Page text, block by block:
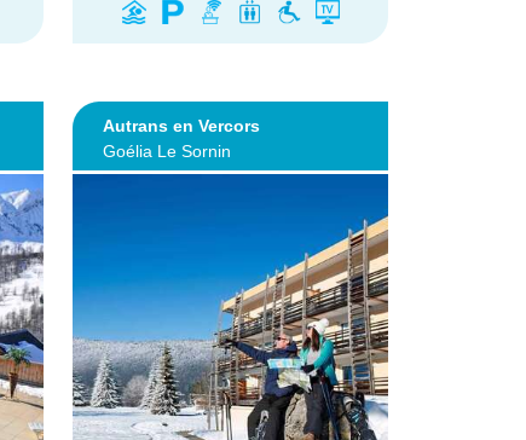
Autrans en Vercors
Goélia Le Sornin